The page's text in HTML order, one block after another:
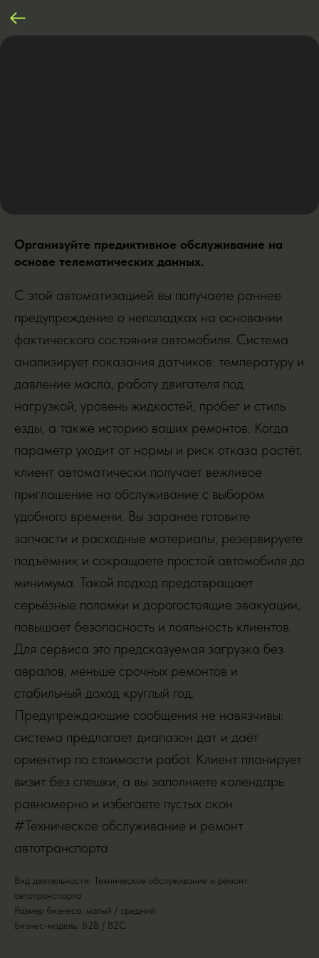
Организуйте предиктивное обслуживание на
основе телематических данных.
С этой автоматизацией вы получаете раннее
предупреждение о неполадках на основании
фактического состояния автомобиля. Система
анализирует показания датчиков: температуру и
давление масла, работу двигателя под
нагрузкой, уровень жидкостей, пробег и стиль
езды, а также историю ваших ремонтов. Когда
параметр уходит от нормы и риск отказа растёт,
клиент автоматически получает вежливое
приглашение на обслуживание с выбором
удобного времени. Вы заранее готовите
запчасти и расходные материалы, резервируете
подъёмник и сокращаете простой автомобиля до
минимума. Такой подход предотвращает
серьёзные поломки и дорогостоящие эвакуации,
повышает безопасность и лояльность клиентов.
Для сервиса это предсказуемая загрузка без
авралов, меньше срочных ремонтов и
стабильный доход круглый год.
Предупреждающие сообщения не навязчивы:
система предлагает диапазон дат и даёт
ориентир по стоимости работ. Клиент планирует
визит без спешки, а вы заполняете календарь
равномерно и избегаете пустых окон.
#Техническое обслуживание и ремонт
автотранспорта
Вид деятельности: Техническое обслуживание и ремонт
автотранспорта
Размер бизнеса: малый / средний
Бизнес-модель: B2B / B2C